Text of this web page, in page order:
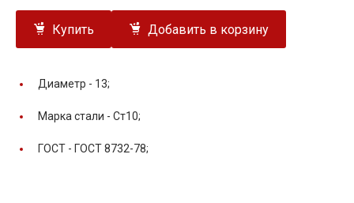
Купить Добавить в корзину
Диаметр - 13;
Марка стали - Ст10;
ГОСТ - ГОСТ 8732-78;